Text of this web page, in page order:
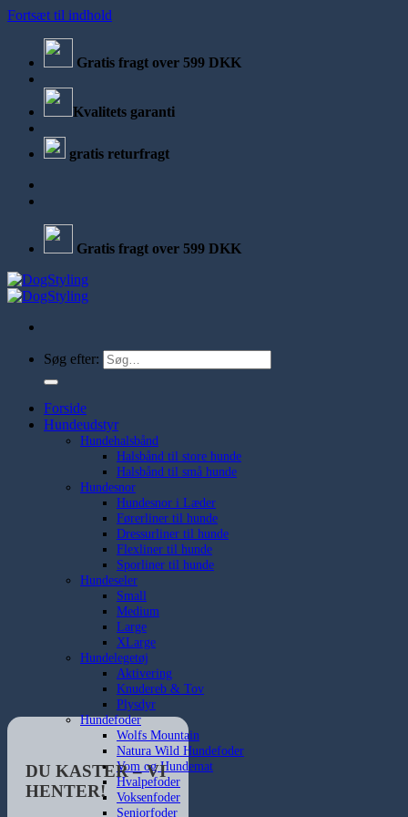
Fortsæt til indhold
Gratis fragt over 599 DKK
Kvalitets garanti
gratis returfragt
Gratis fragt over 599 DKK
Søg efter:
Forside
Hundeudstyr
Hundehalsbånd
Halsbånd til store hunde
Halsbånd til små hunde
Hundesnor
Hundesnor i Læder
Førerliner til hunde
Dressurliner til hunde
Flexliner til hunde
Sporliner til hunde
Hundeseler
Small
Medium
Large
XLarge
Hundelegetøj
Aktivering
Knudereb & Tov
Plysdyr
Hundefoder
Wolfs Mountain
Natura Wild Hundefoder
Vom og Hundemat
Hvalpefoder
Voksenfoder
Seniorfoder
DU KASTER – VI
HENTER!